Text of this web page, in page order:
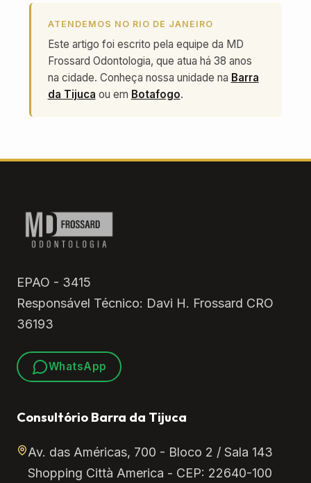
ATENDEMOS NO RIO DE JANEIRO
Este artigo foi escrito pela equipe da MD
Frossard Odontologia, que atua há 38 anos
na cidade. Conheça nossa unidade na Barra
da Tijuca ou em Botafogo.
EPAO - 3415
Responsável Técnico: Davi H. Frossard CRO
36193
WhatsApp
Consultório Barra da Tijuca
Av. das Américas, 700 - Bloco 2 / Sala 143
Shopping Città America - CEP: 22640-100